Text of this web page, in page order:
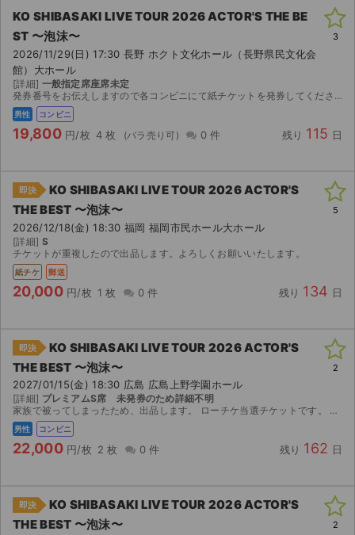
特定商取引法に基づく表記
公演登録依頼
不正転売禁止法について
チケットジャムの取り組み
KO SHIBASAKI LIVE TOUR 2026 ACTOR'S THE BE
ST 〜泡沫〜
2026/11/29(日) 17:30 長野 ホクト文化ホール（長野県民文化会
館）大ホール
[詳細] 一般指定席座席未定
発券番号をお伝えしますので各コンビニにて紙チケットを発券してください。お座席は紙チケットを発券してみないと分かりませんのでご検討宜しくお願い致します。
男性 コンビニ
19,800 円/枚 4 枚 0 件 残り 115 日
3
即決
KO SHIBASAKI LIVE TOUR 2026 ACTOR'S
THE BEST 〜泡沫〜
2026/12/18(金) 18:30 福岡 福岡市民ホール大ホール
[詳細] S
チケットが重複したので出品します。よろしくお願いいたします。
紙チケ 郵送
20,000 円/枚 1 枚 0 件 残り 134 日
5
即決
KO SHIBASAKI LIVE TOUR 2026 ACTOR'S
THE BEST 〜泡沫〜
2027/01/15(金) 18:30 広島 広島上野学園ホール
[詳細] プレミアムS席 未発券のため詳細不明
家族で被ってしまったため、出品します。 ローチケ当選チケットです。 【お渡し方法】 取引連絡により、発券用二次元コードをお送リします。 ロッピーにて2027年1月1日から発券可能となりま...
男性 コンビニ
22,000 円/枚 2 枚 0 件 残り 162 日
2
即決
KO SHIBASAKI LIVE TOUR 2026 ACTOR'S
THE BEST 〜泡沫〜
2